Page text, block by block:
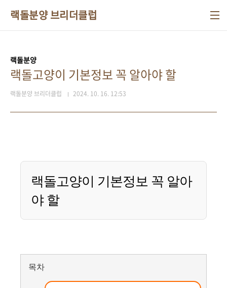
랙돌분양 브리더클럽
랙돌분양
랙돌고양이 기본정보 꼭 알아야 할
랙돌분양 브리더클럽 2024. 10. 16. 12:53
랙돌고양이 기본정보 꼭 알아
야 할
목차